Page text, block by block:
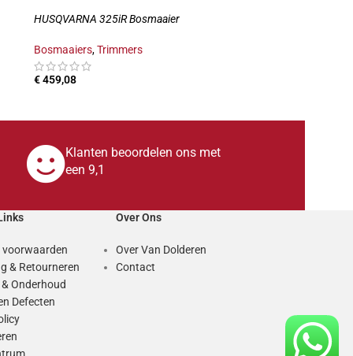
HUSQVARNA 325iR Bosmaaier
Bosmaaiers,Trimmers
€459,08
Klanten beoordelen ons met
een 9,1
voorwaarden
& Retourneren
Onderhoud
Defecten
Over Ons
Over Van Dolderen
Contact